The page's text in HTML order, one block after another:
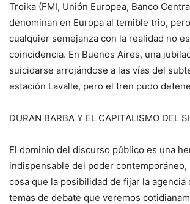
Troika (FMI, Unión Europea, Banco
denominan en Europa al temible trio,
cualquier semejanza con la realidad no
coincidencia. En Buenos Aires, una
suicidarse arrojándose a las vías del
estación Lavalle, pero el tren pudo
DURAN BARBA Y EL CAPITALISMO DEL
El dominio del discurso público es una
indispensable del poder
cosa que la posibilidad de fijar la
temas de debate que veremos